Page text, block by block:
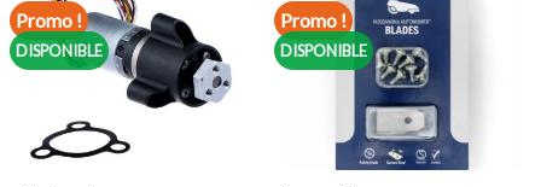
Promo !
DISPONIBLE
Promo !
DISPONIBLE